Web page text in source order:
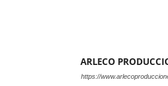
ARLECO
https://